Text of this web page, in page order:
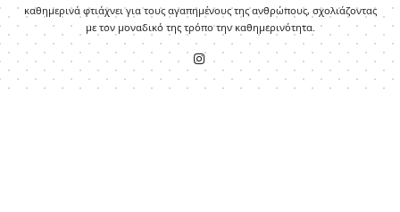
καθημερινά φτιάχνει για τους αγαπημένους της ανθρώπους, σχολιάζοντας
με τον μοναδικό της τρόπο την καθημερινότητα.